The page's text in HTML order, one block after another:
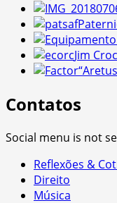
Jim
Contatos
Social menu is not
Reflexões &
Direito
Música